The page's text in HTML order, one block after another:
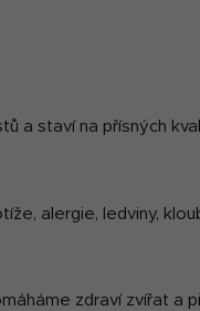
a staví na přísných
alergie, ledviny,
zdraví zvířat a